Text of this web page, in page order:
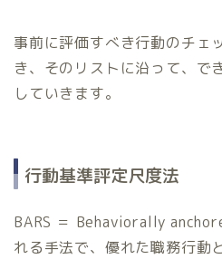
事前に評価すべき行動のチェ
き、そのリストに沿って、で
していきます。
行動基準評定尺度法
BARS ＝ Behaviorally
れる手法で、優れた職務行動